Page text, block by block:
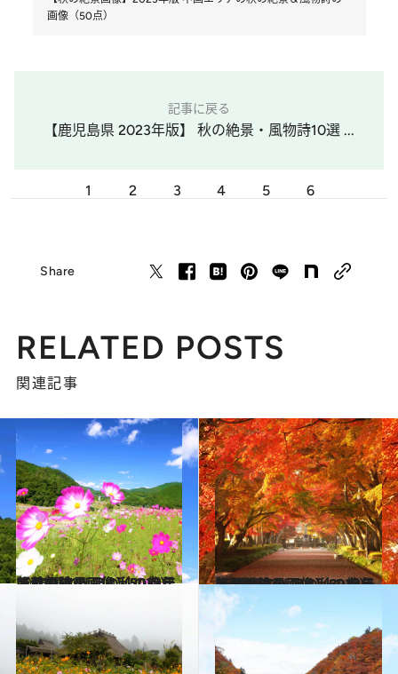
画像（50点）
記事に戻る
【鹿児島県 2023年版】 秋の絶景・風物詩10選 ...
1 2 3 4 5 6
Share
RELATED POSTS
関連記事
2023.10.26
【秋の絶景画像】2023年版 中国エリアの秋の絶景＆風物詩の画像（50点）
旅＆お出かけ 2023.10.7
【秋の絶景画像】2023年版 関東エリアの秋の絶景＆風物詩の画像（69点）
旅＆お出かけ